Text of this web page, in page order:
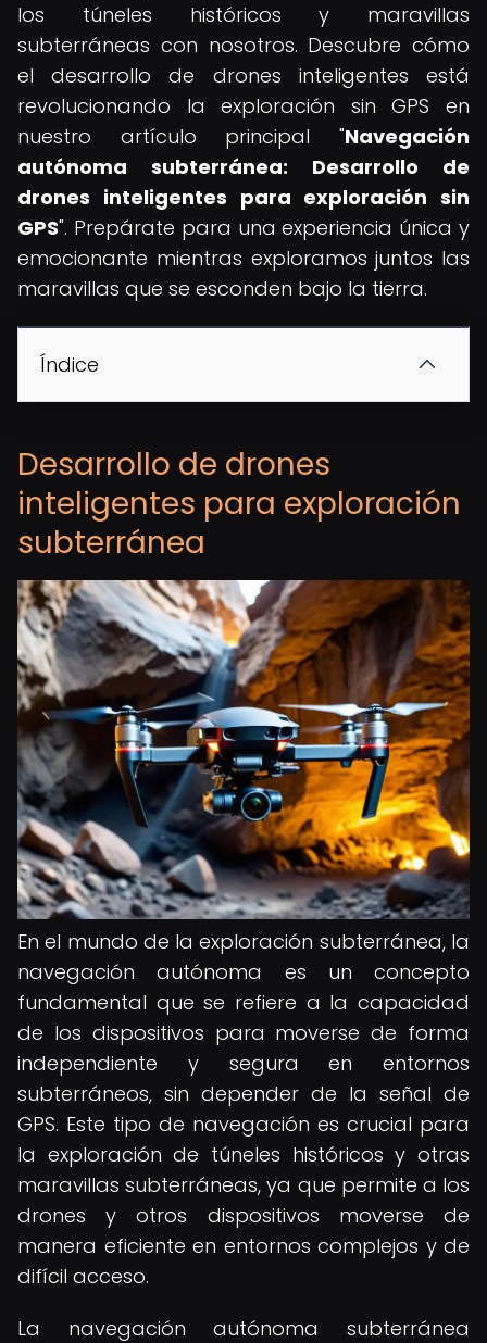
los túneles históricos y maravillas
subterráneas con nosotros. Descubre cómo
el desarrollo de drones inteligentes está
revolucionando la exploración sin GPS en
nuestro artículo principal "Navegación
autónoma subterránea: Desarrollo de
drones inteligentes para exploración sin
GPS". Prepárate para una experiencia única y
emocionante mientras exploramos juntos las
maravillas que se esconden bajo la tierra.
Índice
Desarrollo de drones
inteligentes para exploración
subterránea
En el mundo de la exploración subterránea, la
navegación autónoma es un concepto
fundamental que se refiere a la capacidad
de los dispositivos para moverse de forma
independiente y segura en entornos
subterráneos, sin depender de la señal de
GPS. Este tipo de navegación es crucial para
la exploración de túneles históricos y otras
maravillas subterráneas, ya que permite a los
drones y otros dispositivos moverse de
manera eficiente en entornos complejos y de
difícil acceso.
La navegación autónoma subterránea